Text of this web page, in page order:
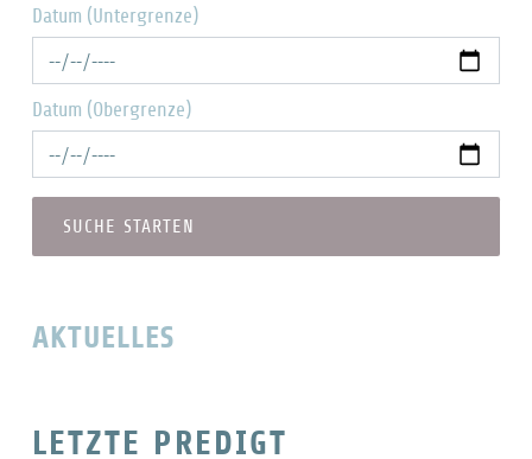
Datum (Untergrenze)
Datum (Obergrenze)
AKTUELLES
LETZTE PREDIGT